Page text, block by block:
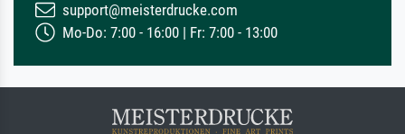
support@meisterdrucke.com
Mo-Do: 7:00 - 16:00 | Fr: 7:00 - 13:00